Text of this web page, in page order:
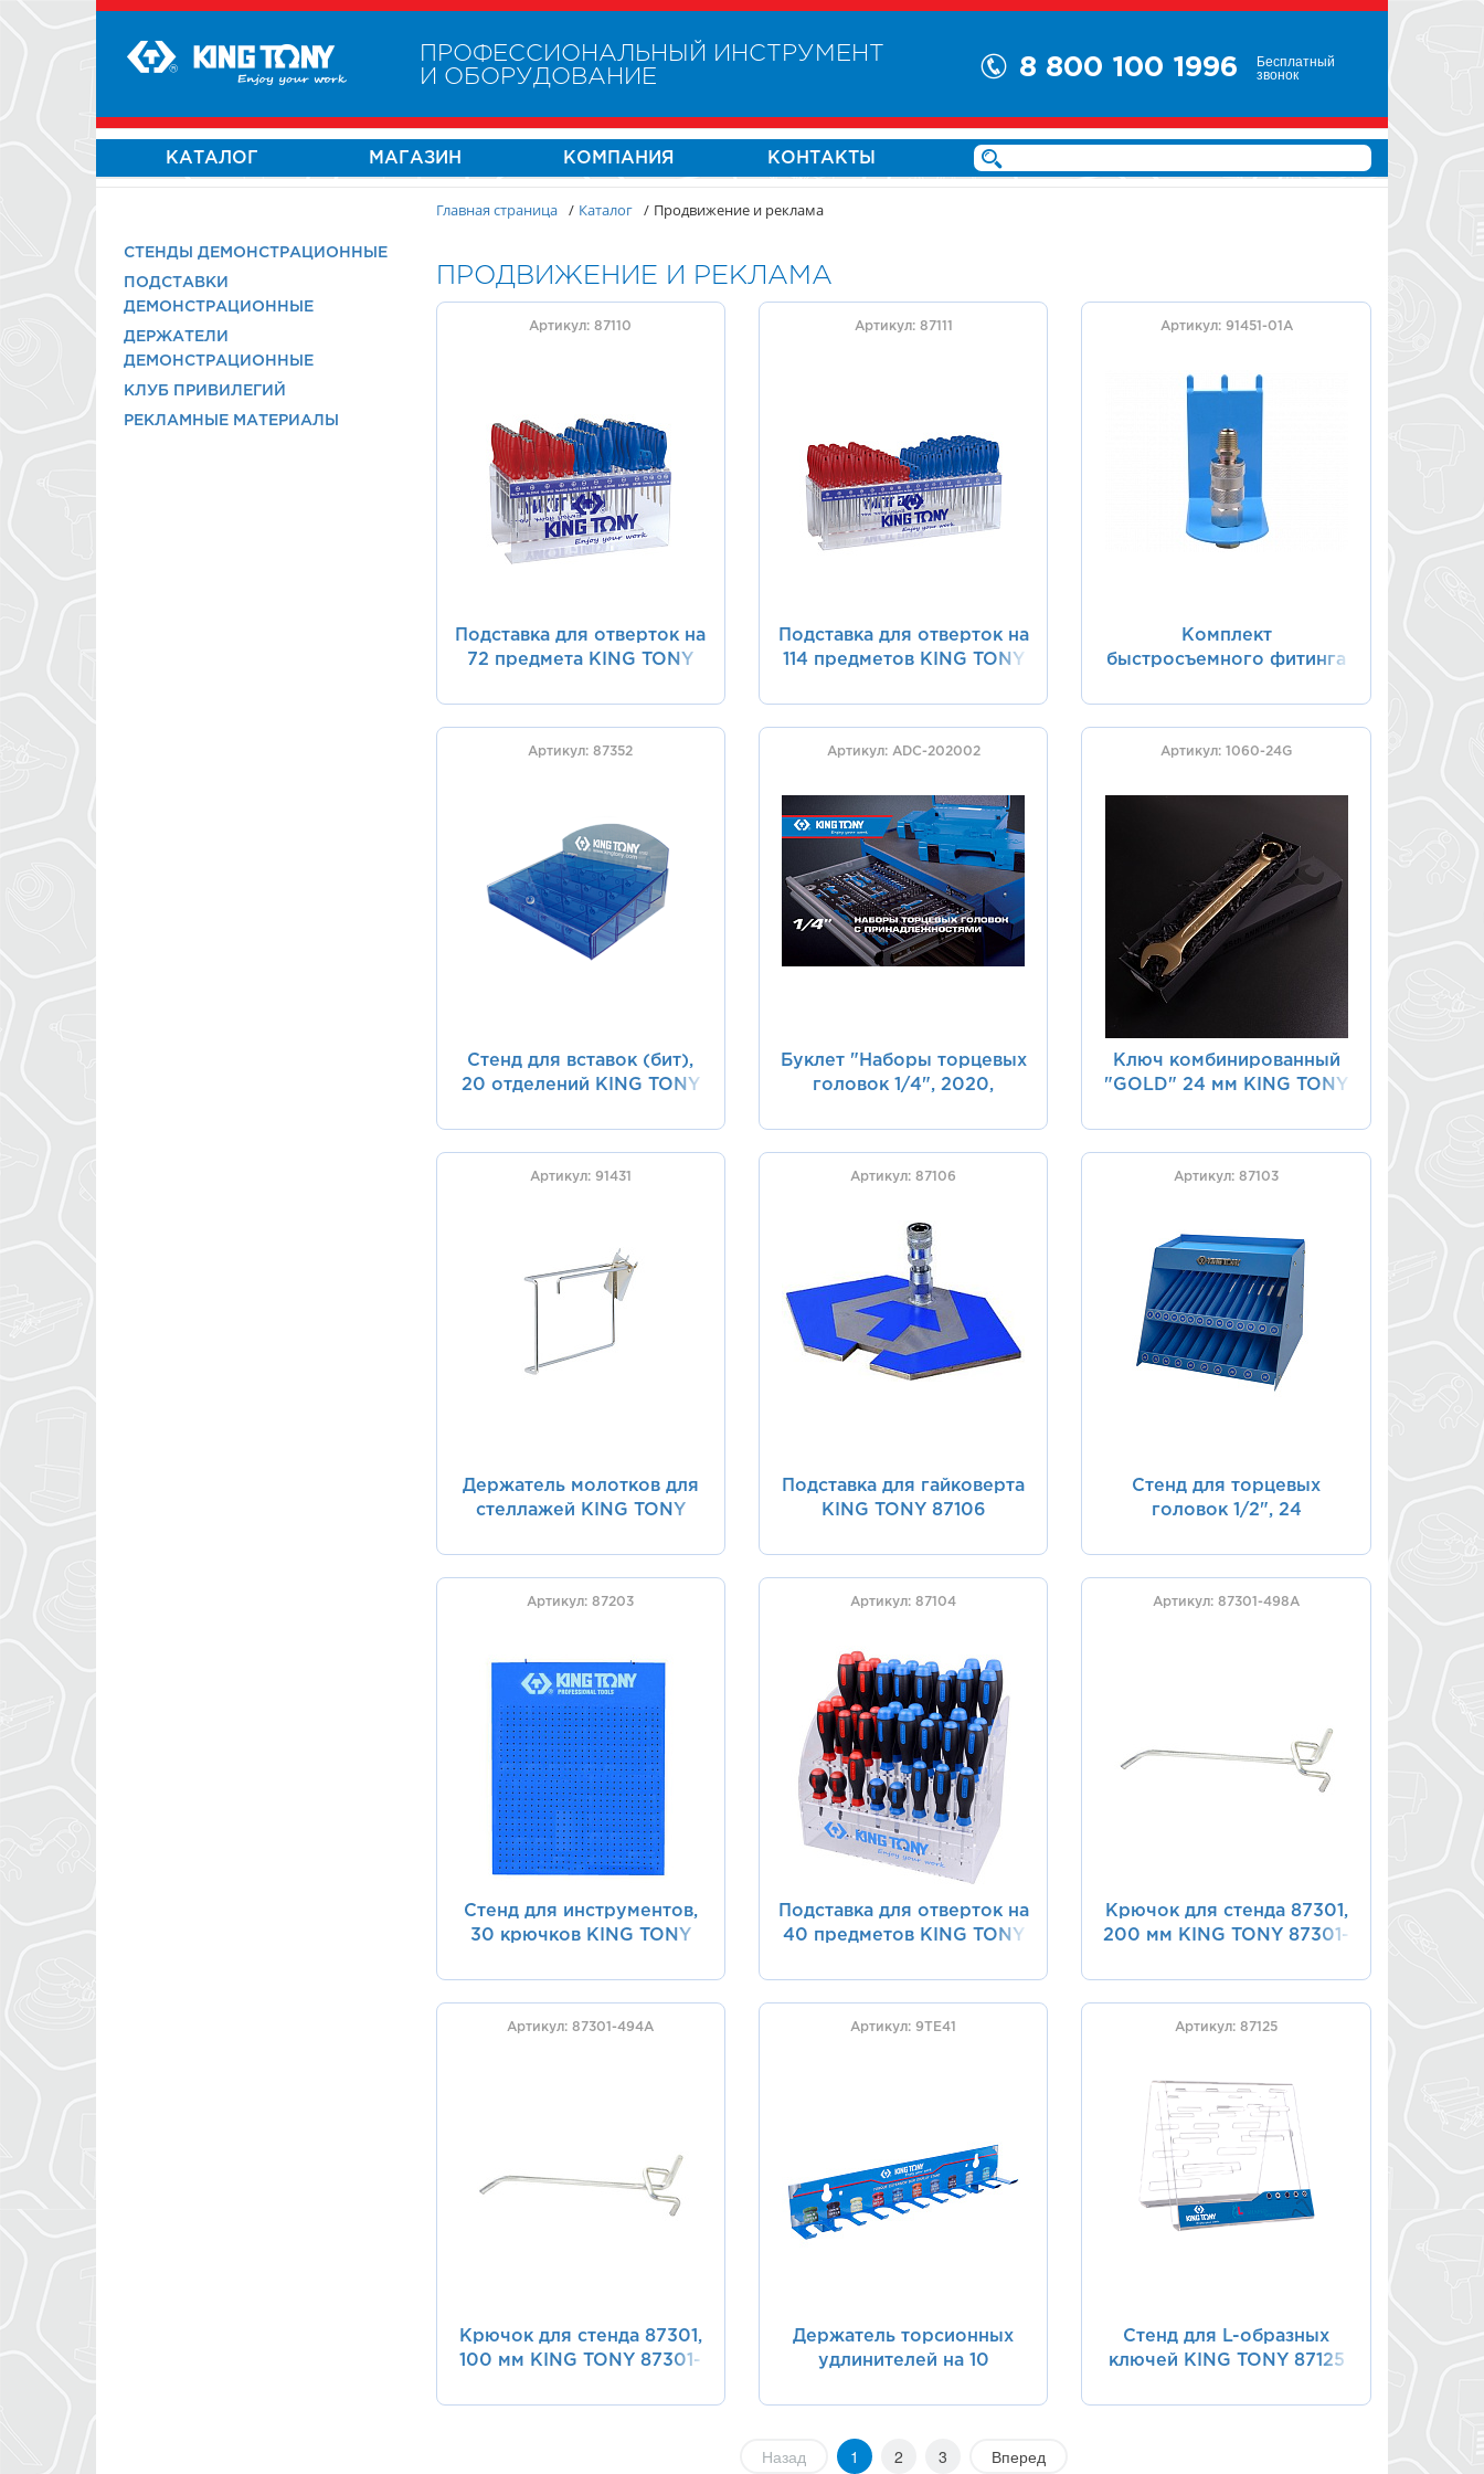
ПРОФЕССИОНАЛЬНЫЙ ИНСТРУМЕНТ
И ОБОРУДОВАНИЕ
8 800 100 1996 Бесплатный
звонок
КАТАЛОГ МАГАЗИН КОМПАНИЯ КОНТАКТЫ
Главная страница / Каталог / Продвижение и реклама
СТЕНДЫ ДЕМОНСТРАЦИОННЫЕ
ПОДСТАВКИ
ДЕМОНСТРАЦИОННЫЕ
ДЕРЖАТЕЛИ
ДЕМОНСТРАЦИОННЫЕ
КЛУБ ПРИВИЛЕГИЙ
РЕКЛАМНЫЕ МАТЕРИАЛЫ
ПРОДВИЖЕНИЕ И РЕКЛАМА
Артикул: 87110
Подставка для отверток на
72 предмета KING TONY
Артикул: 87111
Подставка для отверток на
114 предметов KING TONY
Артикул: 91451-01A
Комплект
быстросъемного фитинга
стенду KING TONY 91451-
01A
Артикул: 87352
Стенд для вставок (бит),
20 отделений KING TONY
Артикул: ADC-202002
Буклет "Наборы торцевых
головок 1/4", 2020,
ADC-202002
Артикул: 1060-24G
Ключ комбинированный
"GOLD" 24 мм KING TONY
Артикул: 91431
Держатель молотков для
стеллажей KING TONY
Артикул: 87106
Подставка для гайковерта
KING TONY 87106
Артикул: 87103
Стенд для торцевых
головок 1/2", 24
87103
Артикул: 87203
Стенд для инструментов,
30 крючков KING TONY
Артикул: 87104
Подставка для отверток на
40 предметов KING TONY
Артикул: 87301-498A
Крючок для стенда 87301,
200 мм KING TONY 87301-
Артикул: 87301-494A
Крючок для стенда 87301,
100 мм KING TONY 87301-
Артикул: 9TE41
Держатель торсионных
удлинителей на 10
9TE41
Артикул: 87125
Стенд для L-образных
ключей KING TONY 87125
Назад 1 2 3 Вперед